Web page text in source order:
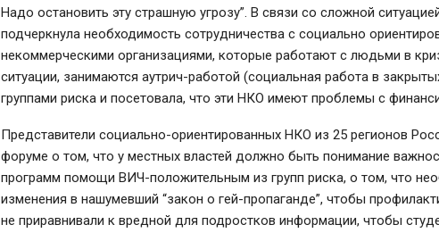
Надо остановить эту страшную угрозу”. В связи со сложной
подчеркнула необходимость сотрудничества с социально
некоммерческими организациями, которые работают с людьми в
ситуации, занимаются аутрич-работой (социальная работа в
группами риска и посетовала, что эти НКО имеют проблемы с
Представители социально-ориентированных НКО из 25 регионов
форуме о том, что у местных властей должно быть понимание
программ помощи ВИЧ-положительным из групп риска, о том, что
изменения в нашумевший “закон о гей-пропаганде”, чтобы
не приравнивали к вредной для подростков информации, чтобы